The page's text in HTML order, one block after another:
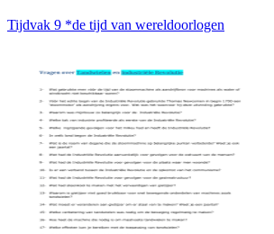
Tijdvak 9 *de tijd van wereldoorlogen